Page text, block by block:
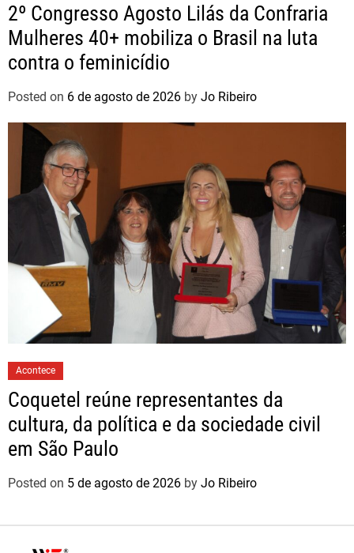
2º Congresso Agosto Lilás da Confraria
Mulheres 40+ mobiliza o Brasil na luta
contra o feminicídio
Posted on 6 de agosto de 2026 by Jo Ribeiro
Acontece
Coquetel reúne representantes da
cultura, da política e da sociedade civil
em São Paulo
Posted on 5 de agosto de 2026 by Jo Ribeiro